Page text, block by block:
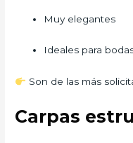
Muy elegantes
Ideales para
Son de las más
Carpas